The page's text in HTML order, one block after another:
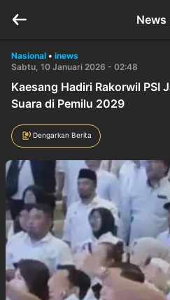
News
Nasional • inews
Sabtu, 10 Januari 2026 - 02:48
Kaesang Hadiri Rakorwil PSI
Suara di Pemilu 2029
Dengarkan Berita